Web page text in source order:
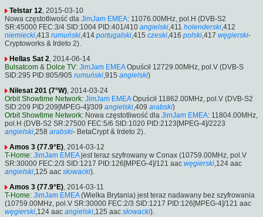
Telstar 12, 2015-03-10
Nowa częstotliwość dla JimJam EMEA: 11076.00MHz, pol.H (DVB-S2
SR:45000 FEC:3/4 SID:1004 PID:401/410 angielski,411 holenderski,412
niemiecki,413 rumuński,414 portugalski,415 czeski,416 polski,417 węgierski-
Cryptoworks & Irdeto 2).
Hellas Sat 2, 2014-06-14
Bulsatcom & Dolce TV: JimJam EMEAOpuścił 12729.00MHz, pol.V (DVB-S
SID:295 PID:805/905 rumuński,915 angielski)
Nilesat 201 (7°W), 2014-03-24
Orbit Showtime Network: JimJam EMEAOpuścił 11862.00MHz, pol.V (DVB-S2
SID:209 PID:209[MPEG-4]/309 angielski,409 arabski)
Orbit Showtime Network: Nowa częstotliwość dla JimJam EMEA: 11804.00MHz,
pol.H (DVB-S2 SR:27500 FEC:5/6 SID:1020 PID:2123[MPEG-4]/2223
angielski,258 arabski- BetaCrypt & Irdeto 2).
Amos 3 (77.9°E), 2014-03-12
T-Home: JimJam EMEAjest teraz szyfrowany w Conax (10759.00MHz, pol.V
SR:30000 FEC:2/3 SID:1217 PID:126[MPEG-4]/121 aac węgierski,124 aac
angielski,125 aac słowacki).
Amos 3 (77.9°E), 2014-03-11
T-Home: JimJam EMEA(Wielka Brytania) jest teraz nadawany bez szyfrowania
(10759.00MHz, pol.V SR:30000 FEC:2/3 SID:1217 PID:126[MPEG-4]/121 aac
węgierski,124 aac angielski,125 aac słowacki).